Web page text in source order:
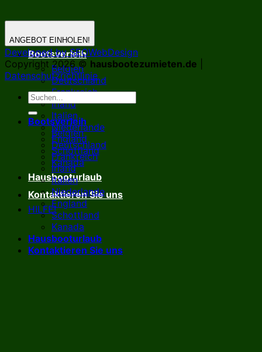
Bootsverleih
Belgien
Deutschland
Frankreich
Irland
Italien
Niederlande
England
Schottland
Kanada
Hausbooturlaub
Kontaktieren Sie uns
HILFE!
ANGEBOT EINHOLEN!
Developed by SEOWebDesign
Copyright 2026 © hausbootezumieten.de
Datenschutzrichtlinie
Bootsverleih
Belgien
Deutschland
Frankreich
Irland
Italien
Niederlande
England
Schottland
Kanada
Hausbooturlaub
Kontaktieren Sie uns